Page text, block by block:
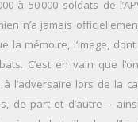
à 50 000 soldats de
n’a jamais
la mémoire, l’image,
C’est en vain que
l’adversaire lors de la
de part et d’autre –